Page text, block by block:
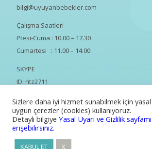
bilgi@uyuyanbebekler.com
Çalışma Saatleri
Ptesi-Cuma : 10.00 – 17.30
Cumartesi : 11.00 – 14.00
SKYPE
ID: ritz2711
Tüm Hakları Saklıdır | Güliz Özsaruhan
Sizlere daha iyi hizmet sunabilmek için
uygun çerezler (cookies) kullanıyoruz.
Detaylı bilgiye Yasal Uyarı ve Gizlilik
erişebilirsiniz.
KABUL ET X